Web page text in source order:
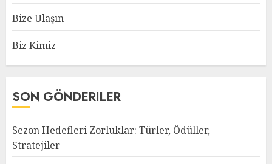
Bize Ulaşın
Biz Kimiz
SON GÖNDERILER
Sezon Hedefleri Zorluklar: Türler, Ödüller,
Stratejiler